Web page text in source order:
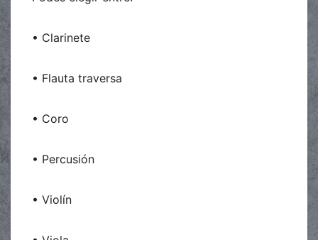
• Clarinete
• Flauta traversa
• Coro
• Percusión
• Violín